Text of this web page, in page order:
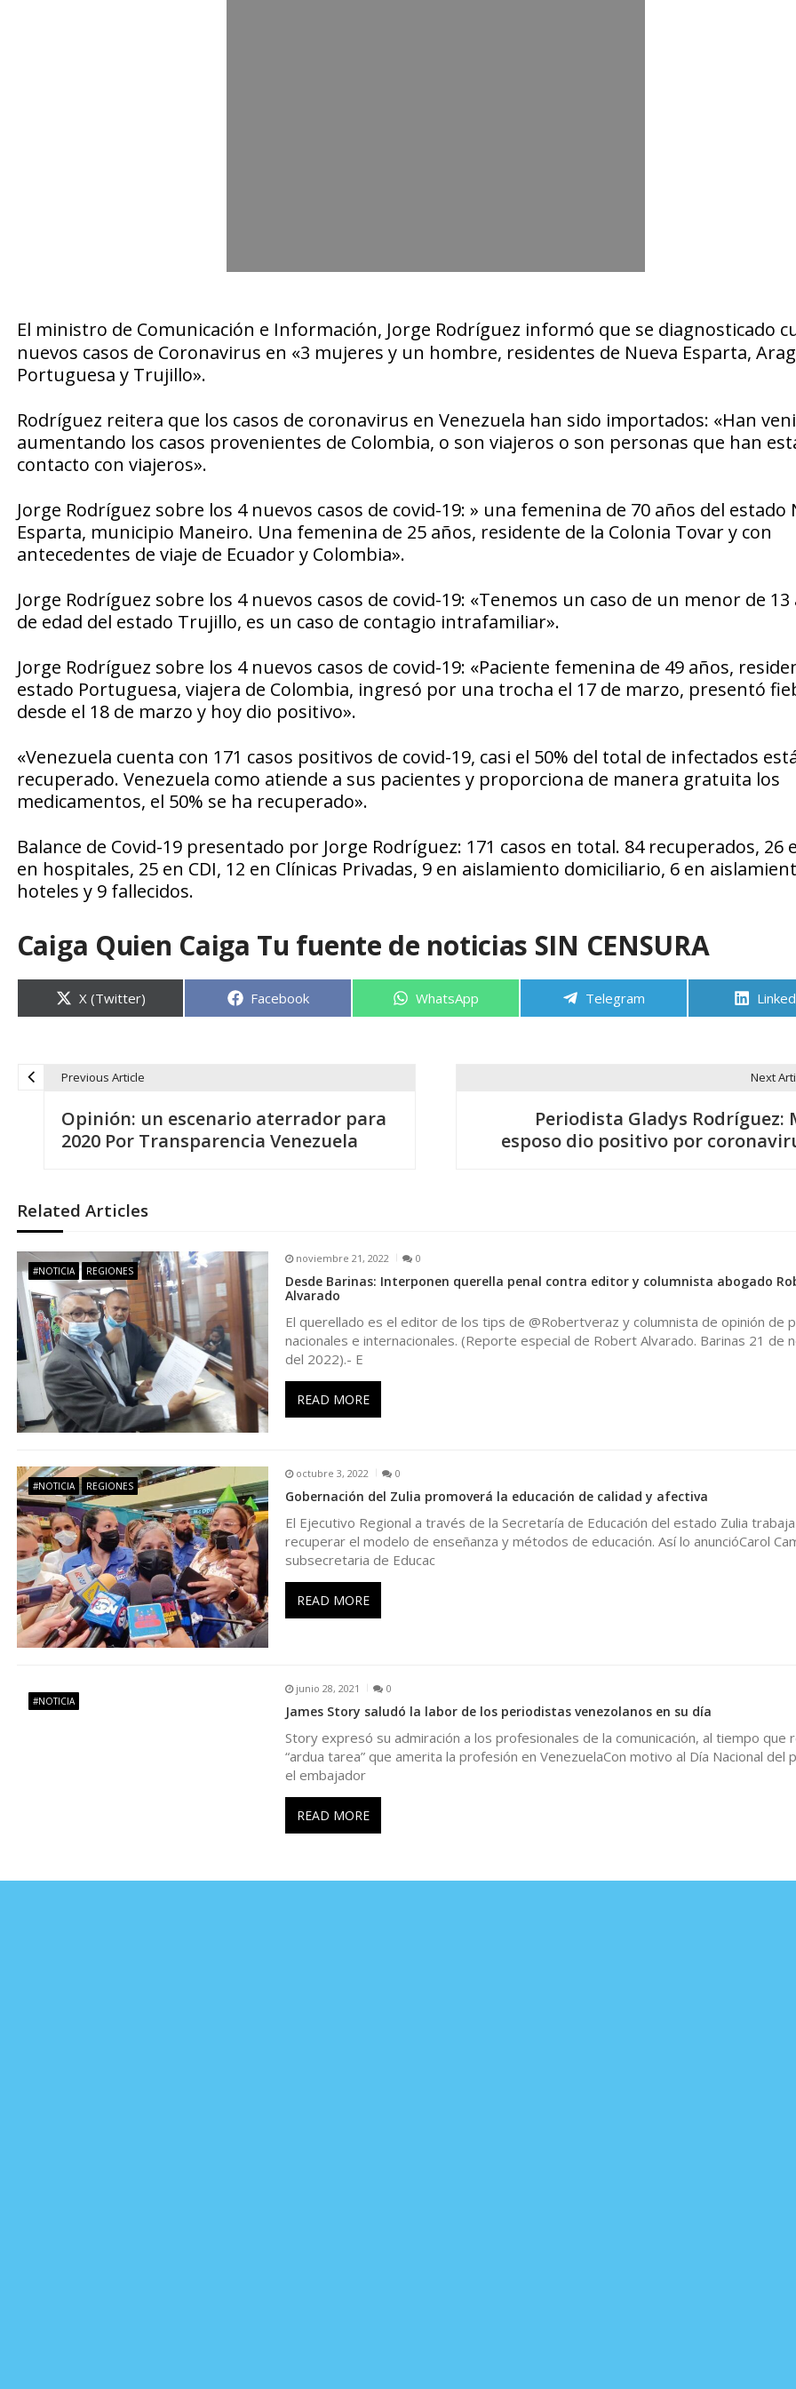
El ministro de Comunicación e Información, Jorge Rodríguez informó que se diagnosticado
nuevos casos de Coronavirus en «3 mujeres y un hombre, residentes de Nueva Esparta,
Portuguesa y Trujillo».
Rodríguez reitera que los casos de coronavirus en Venezuela han sido importados: «Han
aumentando los casos provenientes de Colombia, o son viajeros o son personas que han
contacto con viajeros».
Jorge Rodríguez sobre los 4 nuevos casos de covid-19: » una femenina de 70 años del estado
Esparta, municipio Maneiro. Una femenina de 25 años, residente de la Colonia Tovar y con
antecedentes de viaje de Ecuador y Colombia».
Jorge Rodríguez sobre los 4 nuevos casos de covid-19: «Tenemos un caso de un menor de 13
de edad del estado Trujillo, es un caso de contagio intrafamiliar».
Jorge Rodríguez sobre los 4 nuevos casos de covid-19: «Paciente femenina de 49 años,
estado Portuguesa, viajera de Colombia, ingresó por una trocha el 17 de marzo, presentó
desde el 18 de marzo y hoy dio positivo».
«Venezuela cuenta con 171 casos positivos de covid-19, casi el 50% del total de infectados
recuperado. Venezuela como atiende a sus pacientes y proporciona de manera gratuita los
medicamentos, el 50% se ha recuperado».
Balance de Covid-19 presentado por Jorge Rodríguez: 171 casos en total. 84 recuperados, 26
en hospitales, 25 en CDI, 12 en Clínicas Privadas, 9 en aislamiento domiciliario, 6 en
hoteles y 9 fallecidos.
Caiga Quien Caiga Tu fuente de noticias SIN CENSURA
Compartir
en
X (Twitter) Compartir
Facebook Compartir
WhatsApp Compartir
Telegram
e
g
a
c
i
n
d
e
e
t
Previous Article
Opinión: un escenario aterrador para
2020 Por Transparencia Venezuela
Next
Periodista Gladys Rodríguez:
esposo dio positivo por
Related Articles
#NOTICIA REGIONES
noviembre 21, 2022 0
Desde Barinas: Interponen querella penal contra editor y columnista abogado
Alvarado
El querellado es el editor de los tips de @Robertveraz y columnista de opinión de
nacionales e internacionales. (Reporte especial de Robert Alvarado. Barinas 21 de
del 2022).- E
READ MORE
#NOTICIA REGIONES
octubre 3, 2022 0
Gobernación del Zulia promoverá la educación de calidad y afectiva
El Ejecutivo Regional a través de la Secretaría de Educación del estado Zulia
recuperar el modelo de enseñanza y métodos de educación. Así lo anuncióCarol
subsecretaria de Educac
READ MORE
#NOTICIA
junio 28, 2021 0
James Story saludó la labor de los periodistas venezolanos en su día
Story expresó su admiración a los profesionales de la comunicación, al tiempo que
“ardua tarea” que amerita la profesión en VenezuelaCon motivo al Día Nacional del
el embajador
READ MORE